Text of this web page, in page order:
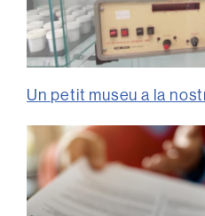
Un petit museu a la